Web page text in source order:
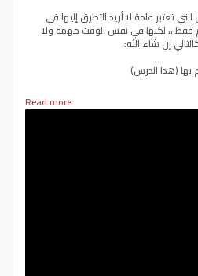
تعتبر عامة لا أريد التطرق إليها في
فقط ،، لكنها في نفس الوقت مهمة ولا
إن شاء الله:
Read more